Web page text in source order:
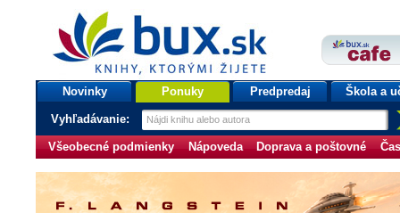
bux.sk
knihy, ktorými žijete
Úvodná stránka
Novinky Ponuky Predpredaj Škola a
Vyhľadávanie:
Všeobecné podmienky Nápoveda Doprava a poštovné